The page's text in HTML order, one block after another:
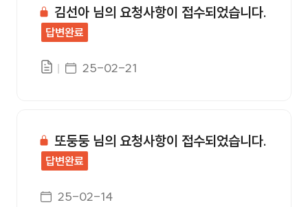
김선아 님의 요청사항이 접수되었습니다.
답변완료
게시일자
25-02-21
또둥둥 님의 요청사항이 접수되었습니다.
답변완료
게시일자
25-02-14